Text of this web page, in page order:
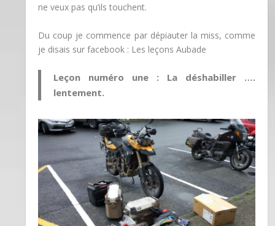
ne veux pas qu’ils touchent.
Du coup je commence par dépiauter la miss, comme
je disais sur facebook : Les leçons Aubade
Leçon numéro une : La déshabiller ….
lentement.